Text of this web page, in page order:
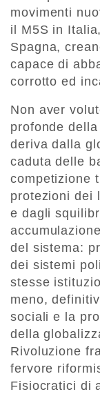
movimenti
il M5S in
Spagna,
capace di
corrotto ed
Non aver
profonde
deriva dalla
caduta delle
competizione
protezioni dei
e dagli
del sistema:
dei sistemi
stesse
meno,
sociali e la
della
Rivoluzione
fervore
Fisiocratici di